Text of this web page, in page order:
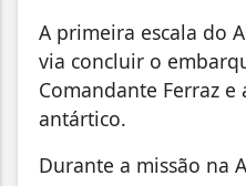
A primeira escala do
via concluir o
Comandante Ferraz
antártico.
Durante a missão na